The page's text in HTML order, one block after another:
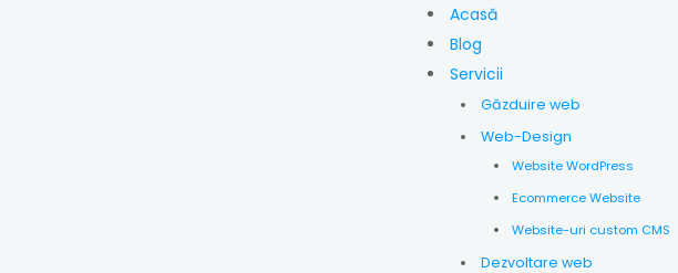
Acasă
Blog
Servicii
Găzduire web
Web-Design
Website WordPress
Ecommerce Website
Website-uri custom CMS
Dezvoltare web